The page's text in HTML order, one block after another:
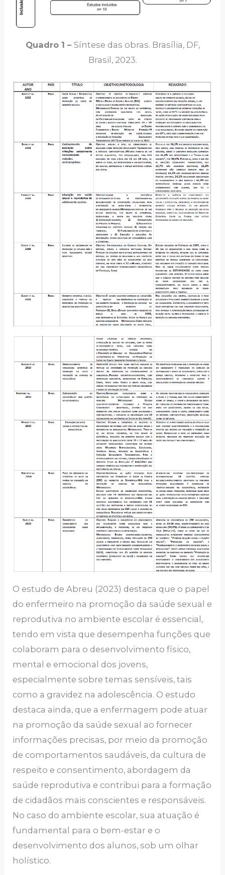
Quadro 1 – Síntese das obras. Brasília, DF,
Brasil, 2023.
O estudo de Abreu (2023) destaca que o papel
do enfermeiro na promoção da saúde sexual e
reprodutiva no ambiente escolar é essencial,
tendo em vista que desempenha funções que
colaboram para o desenvolvimento físico,
mental e emocional dos jovens,
especialmente sobre temas sensíveis, tais
como a gravidez na adolescência. O estudo
destaca ainda, que a enfermagem pode atuar
na promoção da saúde sexual ao fornecer
informações precisas, por meio da promoção
de comportamentos saudáveis, da cultura de
respeito e consentimento, abordagem da
saúde reprodutiva e contribui para a formação
de cidadãos mais conscientes e responsáveis.
No caso do ambiente escolar, sua atuação é
fundamental para o bem-estar e o
desenvolvimento dos alunos, sob um olhar
holístico.